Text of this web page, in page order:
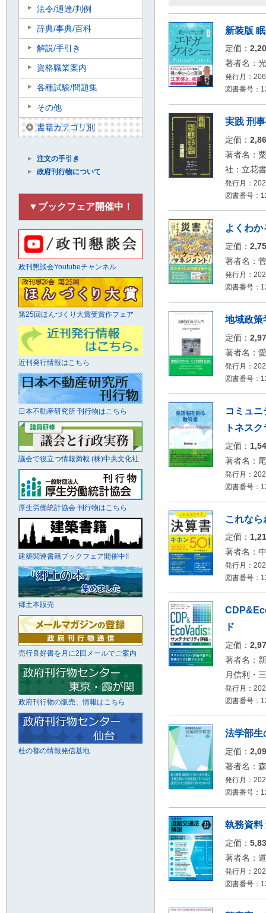
新装版
定価：
著者名：
発行月：
図書番号：
実践 刑
定価：
著者名：
社：立花
発行月：
図書番号：
よくわ
定価：
著者名：
発行月：
図書番号：
地域政策
定価：
著者名：
発行月：
図書番号：
コミュ
トネス
定価：
著者名：
発行月：
図書番号：
これな
定価：
著者名：
発行月：
図書番号：
ド
定価：
著者名：
月信利・
発行月：
図書番号：
法学部生
定価：
著者名：
発行月：
図書番号：
執務資料
定価：
著者名：
発行月：
図書番号：
法令/通達/判例
辞典/事典/百科
解説/手引き
資格職業案内
各種試験/問題集
その他
書籍カテゴリ別
注文の手引き
政府刊行物について
▼ブックフェア開催中！
政刊懇談会Youtubeチャンネル
第25回ほんづくり大賞受賞作フェア
近刊発行情報はこちら
日本不動産研究所 刊行物はこちら
議会で役立つ情報満載 (株)中央文化社
厚生労働統計協会 刊行物はこちら
建築関連書籍ブックフェア開催中!!
郷土本販売
売行良好書を月に2回メールでご案内
政府刊行物の販売、情報はこちら
杜の都の情報発信基地